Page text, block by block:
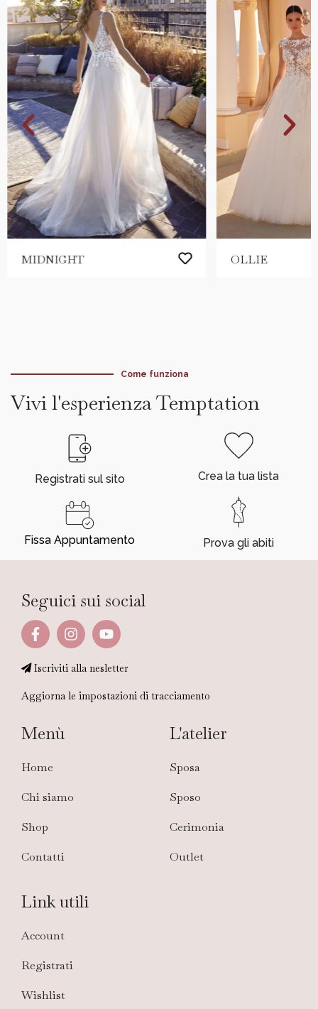
MIDNIGHT OLLIE
Come funziona
Vivi l'esperienza Temptation
Registrati sul sito
Fissa Appuntamento
Crea la tua lista
Prova gli abiti
Seguici sui social
Iscriviti alla nesletter
Aggiorna le impostazioni di tracciamento
Menù
Home
Chi siamo
Shop
Contatti
L'atelier
Sposa
Sposo
Cerimonia
Outlet
Link utili
Account
Registrati
Wishlist